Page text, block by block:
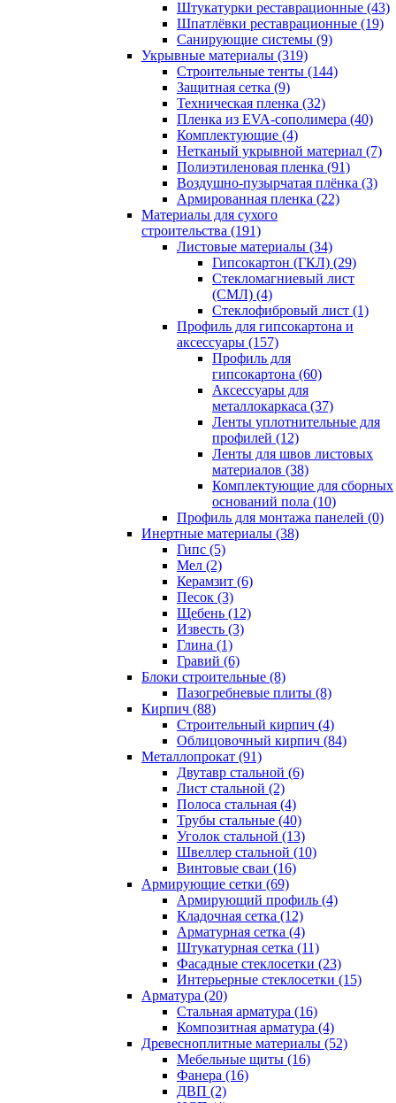
Штукатурки реставрационные (43)
Шпатлёвки реставрационные (19)
Санирующие системы (9)
Укрывные материалы (319)
Строительные тенты (144)
Защитная сетка (9)
Техническая пленка (32)
Пленка из EVA-сополимера (40)
Комплектующие (4)
Нетканый укрывной материал (7)
Полиэтиленовая пленка (91)
Воздушно-пузырчатая плёнка (3)
Армированная пленка (22)
Материалы для сухого
строительства (191)
Листовые материалы (34)
Гипсокартон (ГКЛ) (29)
Стекломагниевый лист
(СМЛ) (4)
Cтеклофибровый лист (1)
Профиль для гипсокартона и
аксессуары (157)
Профиль для
гипсокартона (60)
Аксессуары для
металлокаркаса (37)
Ленты уплотнительные для
профилей (12)
Ленты для швов листовых
материалов (38)
Комплектующие для сборных
оснований пола (10)
Профиль для монтажа панелей (0)
Инертные материалы (38)
Гипс (5)
Мел (2)
Керамзит (6)
Песок (3)
Щебень (12)
Известь (3)
Глина (1)
Гравий (6)
Блоки строительные (8)
Пазогребневые плиты (8)
Кирпич (88)
Строительный кирпич (4)
Облицовочный кирпич (84)
Металлопрокат (91)
Двутавр стальной (6)
Лист стальной (2)
Полоса стальная (4)
Трубы стальные (40)
Уголок стальной (13)
Швеллер стальной (10)
Винтовые сваи (16)
Армирующие сетки (69)
Армирующий профиль (4)
Кладочная сетка (12)
Арматурная сетка (4)
Штукатурная сетка (11)
Фасадные стеклосетки (23)
Интерьерные стеклосетки (15)
Арматура (20)
Стальная арматура (16)
Композитная арматура (4)
Древесноплитные материалы (52)
Мебельные щиты (16)
Фанера (16)
ДВП (2)